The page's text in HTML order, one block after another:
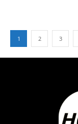
1 2 3